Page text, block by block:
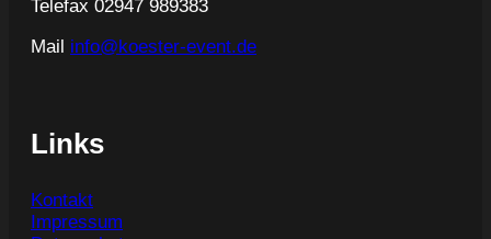
Telefax 02947 989383
Mail info@koester-event.de
Links
Kontakt
Impressum